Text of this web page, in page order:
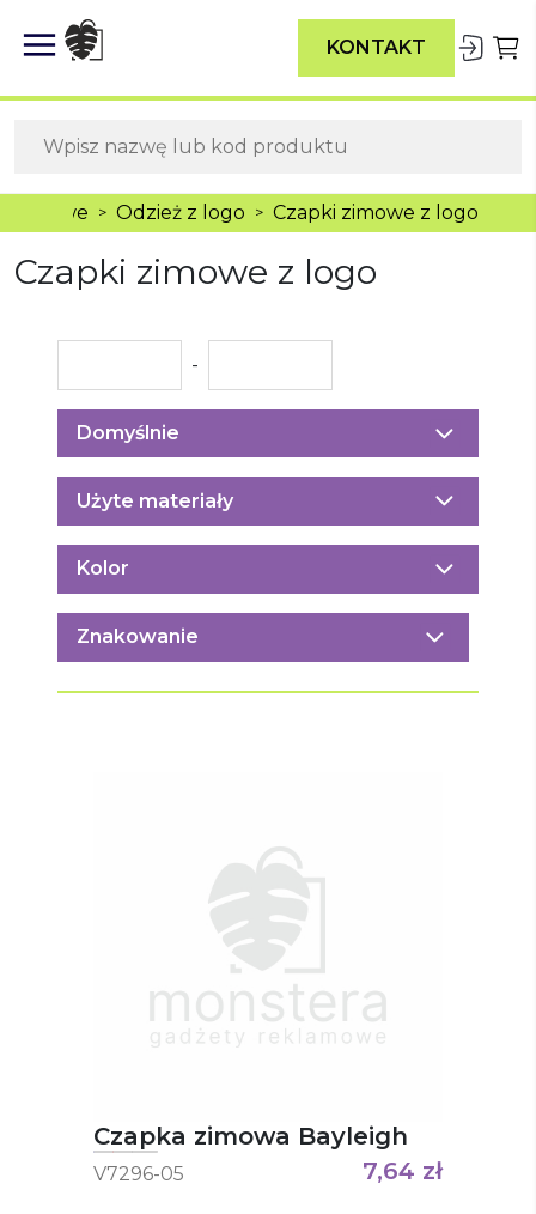
KONTAKT
> Odzież z logo > Czapki zimowe z logo
Czapki zimowe z logo
-
Domyślnie
Użyte materiały
Kolor
Znakowanie
Czapka zimowa Bayleigh
V7296-05 7,64 zł